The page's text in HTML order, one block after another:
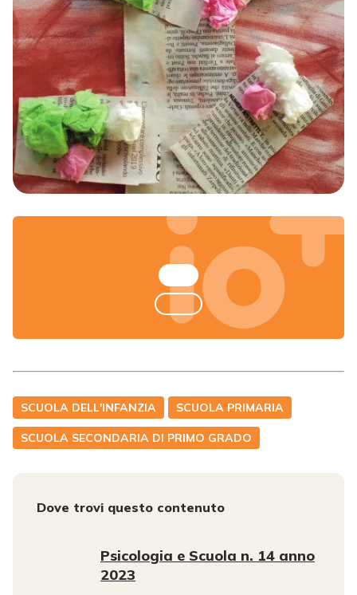
SCUOLA DELL'INFANZIA SCUOLA PRIMARIA
SCUOLA SECONDARIA DI PRIMO GRADO
Dove trovi questo contenuto
Psicologia e Scuola n. 14 anno
2023